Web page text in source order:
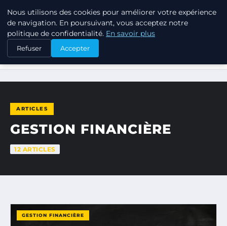
TUEZ-LES TOUS
ACCUEIL GESTION FINANCIÈRE
ARTICLES
GESTION FINANCIÈRE
12 ARTICLES
GESTION FINANCIÈRE
Nous utilisons des cookies pour améliorer votre expérience
de navigation. En poursuivant, vous acceptez notre
politique de confidentialité. En savoir plus
Refuser Accepter